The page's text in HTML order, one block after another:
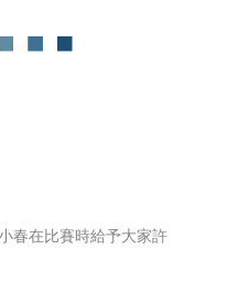
春在比賽時給予大家許